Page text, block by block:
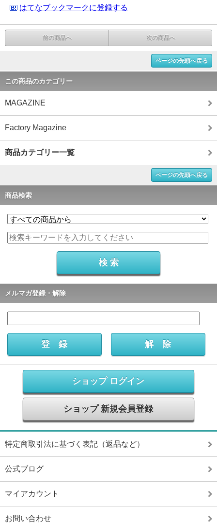
はてなブックマークに登録する
前の商品へ 次の商品へ
ページの先頭へ戻る
この商品のカテゴリー
MAGAZINE
Factory Magazine
商品カテゴリー一覧
ページの先頭へ戻る
商品検索
メルマガ登録・解除
ショップ ログイン
ショップ 新規会員登録
特定商取引法に基づく表記（返品など）
公式ブログ
マイアカウント
お問い合わせ